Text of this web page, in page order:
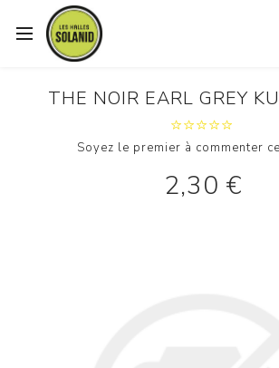
THE NOIR EARL GREY
Soyez le premier à commenter
2,30 €